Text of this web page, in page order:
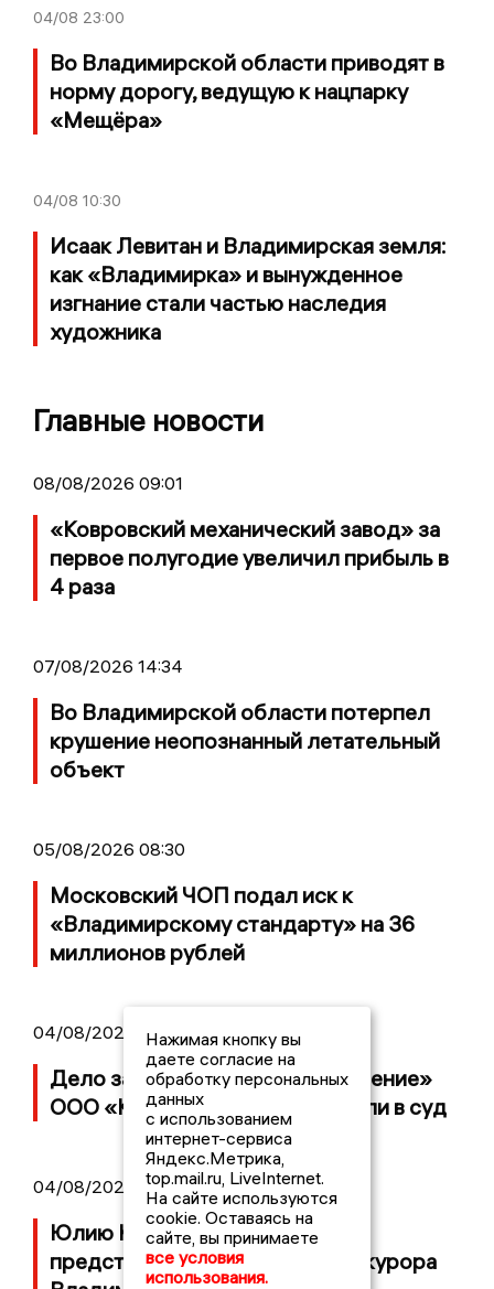
04/08 23:00
Во Владимирской области приводят в
норму дорогу, ведущую к нацпарку
«Мещёра»
04/08 10:30
Исаак Левитан и Владимирская земля:
как «Владимирка» и вынужденное
изгнание стали частью наследия
художника
Главные новости
08/08/2026 09:01
«Ковровский механический завод» за
первое полугодие увеличил прибыль в
4 раза
07/08/2026 14:34
Во Владимирской области потерпел
крушение неопознанный летательный
объект
05/08/2026 08:30
Московский ЧОП подал иск к
«Владимирскому стандарту» на 36
миллионов рублей
04/08/2026 15:40
Дело застройщика ЖК «Поколение»
ООО «Капитал Строй» передали в суд
04/08/2026 11:36
Юлию Калистову официально
представили в должности прокурора
Нажимая кнопку вы
даете согласие на
обработку персональных
данных
с использованием
интернет-сервиса
Яндекс.Метрика,
top.mail.ru, LiveInternet.
На сайте используются
cookie. Оставаясь на
сайте, вы принимаете
все условия
использования.